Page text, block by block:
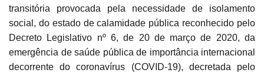
transitória provocada pela necessidade de isolamento
social, do estado de calamidade pública reconhecido pelo
Decreto Legislativo nº 6, de 20 de março de 2020, da
emergência de saúde pública de importância internacional
decorrente do coronavírus (COVID-19), decretada pelo